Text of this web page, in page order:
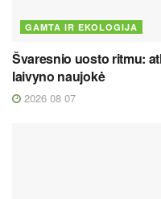
GAMTA IR EKOLOGIJA
Švaresnio uosto ritmu:
laivyno naujokė
2026 08 07